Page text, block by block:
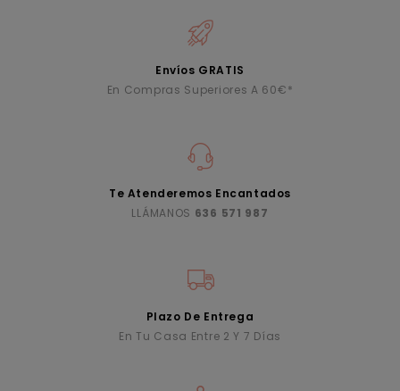
Envíos GRATIS
En Compras Superiores A 60€*
Te Atenderemos Encantados
LLÁMANOS 636 571 987
Plazo De Entrega
En Tu Casa Entre 2 Y 7 Días